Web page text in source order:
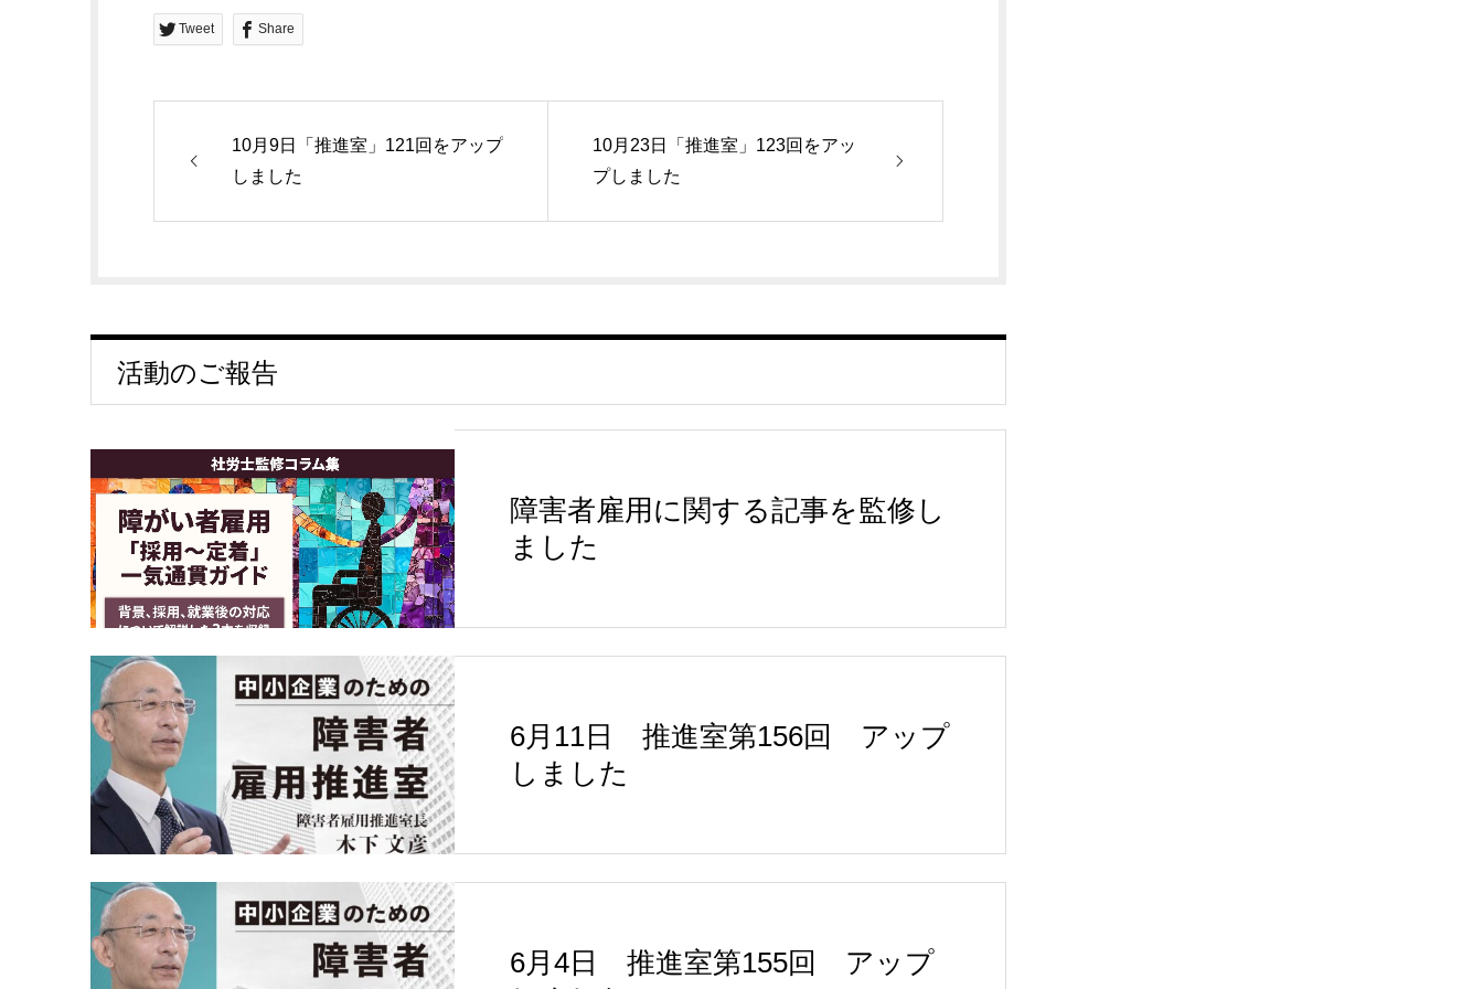
Tweet Share
10月9日「推進室」121回をアップ
しました
10月23日「推進室」123回をアッ
プしました
活動のご報告
障害者雇用に関する記事を監修し
ました
6月11日 推進室第156回 アップ
しました
6月4日 推進室第155回 アップ